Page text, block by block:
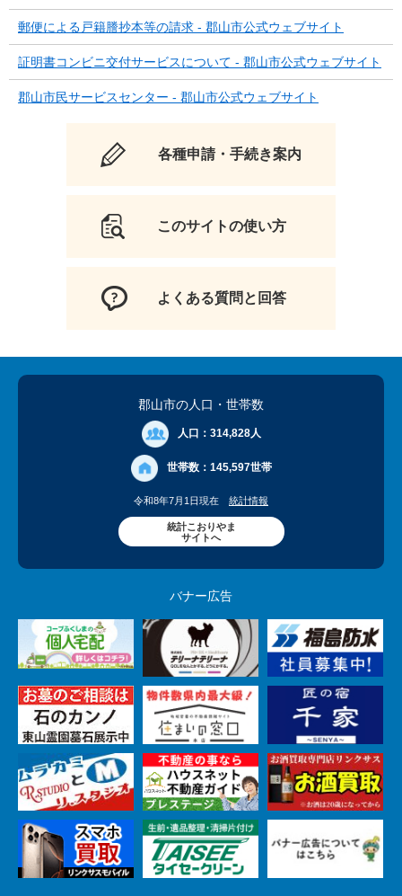
郵便による戸籍謄抄本等の請求 - 郡山市公式ウェブサイト
証明書コンビニ交付サービスについて - 郡山市公式ウェブサイト
郡山市民サービスセンター - 郡山市公式ウェブサイト
各種申請・手続き案内
このサイトの使い方
よくある質問と回答
郡山市の人口 ・世帯数
人口： 314,828人
世帯数： 145,597世帯
令和8年7月1日現在 統計情報
統計こおりやま
サイトへ
バナー広告